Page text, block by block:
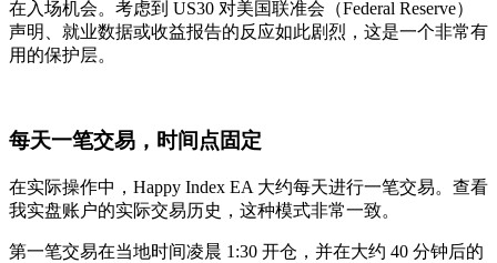
在入场机会。考虑到 US30 对美国联准会（Federal Reserve）
声明、就业数据或收益报告的反应如此剧烈，这是一个非常有
用的保护层。
每天一笔交易，时间点固定
在实际操作中，Happy Index EA 大约每天进行一笔交易。查看
我实盘账户的实际交易历史，这种模式非常一致。
第一笔交易在当地时间凌晨 1:30 开仓，并在大约 40 分钟后的